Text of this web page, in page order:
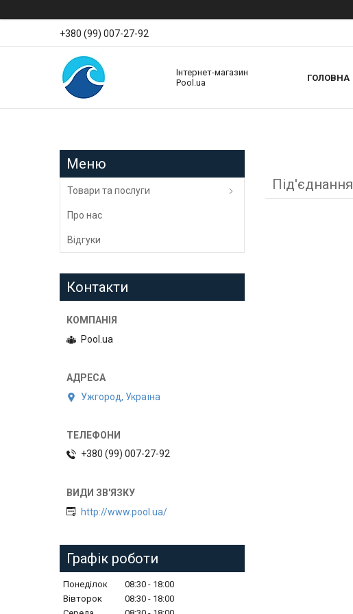
+380 (99) 007-27-92
Інтернет-магазин
Pool.ua
ГОЛОВНА
Під'єднання
Товари та послуги
Про нас
Відгуки
Контакти
Pool.ua
Ужгород, Україна
+380 (99) 007-27-92
http://www.pool.ua/
Графік роботи
Понеділок 08:30
18:00
Вівторок
08:30
18:00